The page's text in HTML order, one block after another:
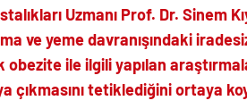
Uzmanı Prof. Dr. Sinem
ve yeme davranışındaki
obezite ile ilgili yapılan
çıkmasını tetiklediğini ortaya